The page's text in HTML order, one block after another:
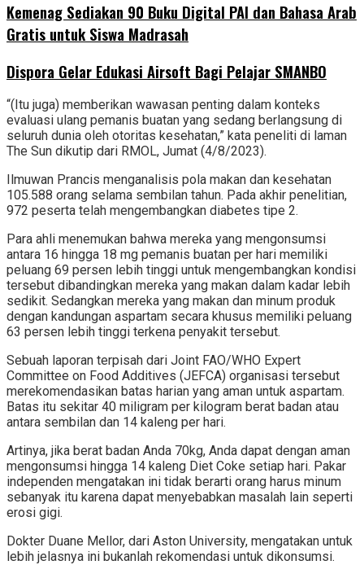
Kemenag Sediakan 90 Buku Digital PAI dan Bahasa Arab
Gratis untuk Siswa Madrasah
‎Dispora Gelar Edukasi Airsoft Bagi Pelajar SMANBO
“(Itu juga) memberikan wawasan penting dalam konteks
evaluasi ulang pemanis buatan yang sedang berlangsung di
seluruh dunia oleh otoritas kesehatan,” kata peneliti di laman
The Sun dikutip dari RMOL, Jumat (4/8/2023).
Ilmuwan Prancis menganalisis pola makan dan kesehatan
105.588 orang selama sembilan tahun. Pada akhir penelitian,
972 peserta telah mengembangkan diabetes tipe 2.
Para ahli menemukan bahwa mereka yang mengonsumsi
antara 16 hingga 18 mg pemanis buatan per hari memiliki
peluang 69 persen lebih tinggi untuk mengembangkan kondisi
tersebut dibandingkan mereka yang makan dalam kadar lebih
sedikit. Sedangkan mereka yang makan dan minum produk
dengan kandungan aspartam secara khusus memiliki peluang
63 persen lebih tinggi terkena penyakit tersebut.
Sebuah laporan terpisah dari Joint FAO/WHO Expert
Committee on Food Additives (JEFCA) organisasi tersebut
merekomendasikan batas harian yang aman untuk aspartam.
Batas itu sekitar 40 miligram per kilogram berat badan atau
antara sembilan dan 14 kaleng per hari.
Artinya, jika berat badan Anda 70kg, Anda dapat dengan aman
mengonsumsi hingga 14 kaleng Diet Coke setiap hari. Pakar
independen mengatakan ini tidak berarti orang harus minum
sebanyak itu karena dapat menyebabkan masalah lain seperti
erosi gigi.
Dokter Duane Mellor, dari Aston University, mengatakan untuk
lebih jelasnya ini bukanlah rekomendasi untuk dikonsumsi.